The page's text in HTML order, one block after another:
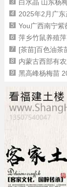
3 白水晶 山东杨
4 2025年2月广
5 You广西南宁
6 萍乡竹鼠养殖
7 [茶苗]百色油茶
8 内蒙古西部有
9 黑高峰杨梅苗